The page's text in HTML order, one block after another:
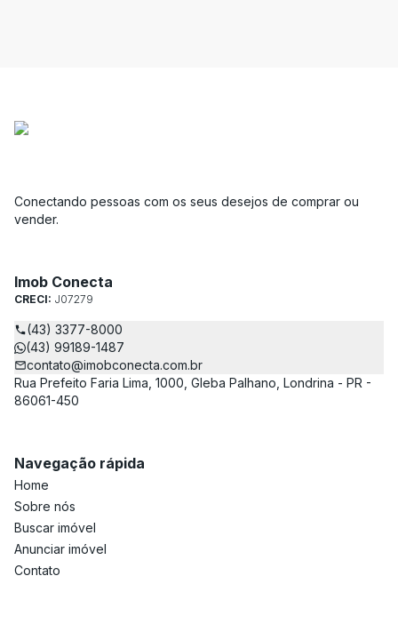
Conectando pessoas com os seus desejos de comprar ou
vender.
Imob Conecta
CRECI: J07279
(43) 3377-8000
(43) 99189-1487
contato@imobconecta.com.br
Rua Prefeito Faria Lima, 1000, Gleba Palhano, Londrina - PR -
86061-450
Navegação rápida
Home
Sobre nós
Buscar imóvel
Anunciar imóvel
Contato